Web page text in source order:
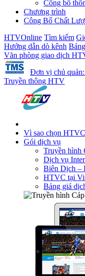
Công bố
Chương trình
Công Bố Chất
HTVOnline Tìm kiếm
Hướng dẫn dò kênh
Văn phòng giao dịch
Đơn vị chủ
Truyền thông HTV
Vì sao chọn
Gói dịch vụ
Truyền hình
Dịch vụ
Biên Dịch –
HTVC tại
Bảng giá